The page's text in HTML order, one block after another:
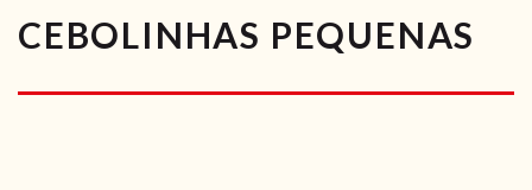
VÍDEOS
RECEITAS VEGGIE
CEBOLINHAS PEQUENAS